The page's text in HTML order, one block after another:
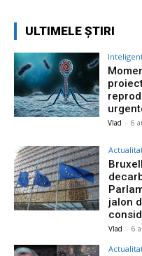
ULTIMELE ȘTIRI
Vlad - 6
jalon
Vlad - 6